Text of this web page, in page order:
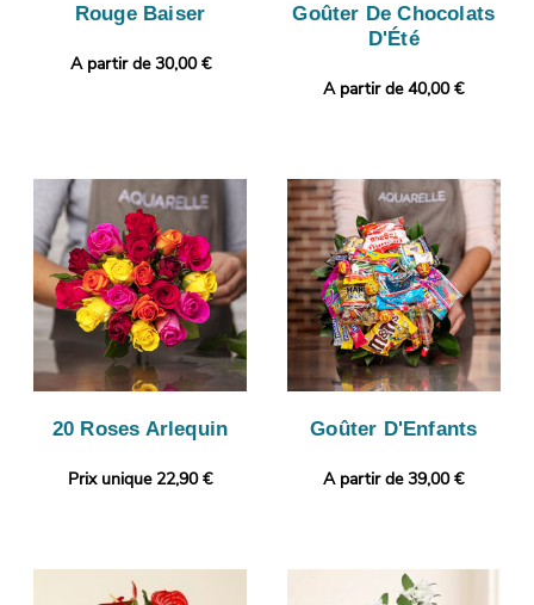
Rouge Baiser
A partir de 30,00 €
Goûter De Chocolats
D'Été
A partir de 40,00 €
20 Roses Arlequin
Prix unique 22,90 €
Goûter D'Enfants
A partir de 39,00 €